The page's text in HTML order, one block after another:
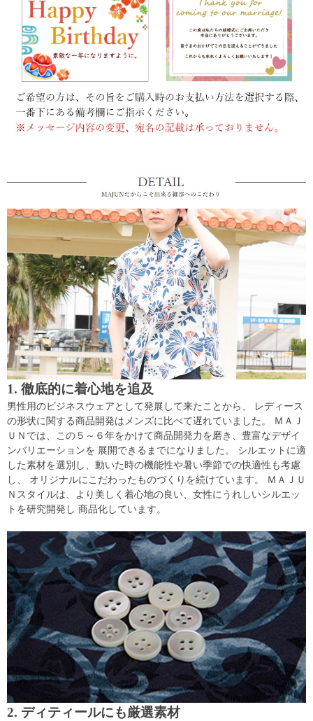
1. 徹底的に着心地を追及
男性用のビジネスウェアとして発展して来たことから、 レディース
の形状に関する商品開発はメンズに比べて遅れていました。 ＭＡＪ
ＵＮでは、この５～６年をかけて商品開発力を磨き、豊富なデザイ
ンバリエーションを 展開できるまでになりました。 シルエットに適
した素材を選別し、動いた時の機能性や暑い季節での快適性も考慮
し、 オリジナルにこだわったものづくりを続けています。 ＭＡＪＵ
Ｎスタイルは、より美しく着心地の良い、女性にうれしいシルエッ
トを研究開発し 商品化しています。
2. ディティールにも厳選素材